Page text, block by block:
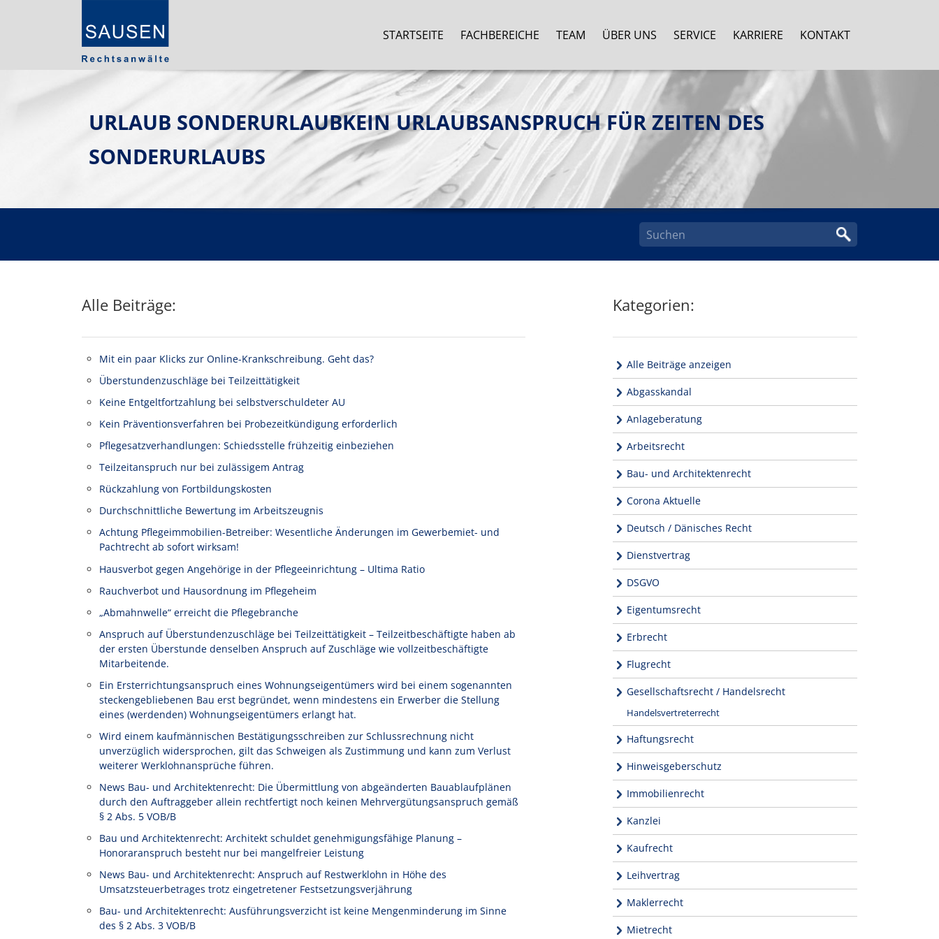
STARTSEITE FACHBEREICHE TEAM ÜBER UNS SERVICE KARRIERE KONTAKT
URLAUB SONDERURLAUBKEIN URLAUBSANSPRUCH FÜR ZEITEN DES
SONDERURLAUBS
Alle Beiträge:
Mit ein paar Klicks zur Online-Krankschreibung. Geht das?
Überstundenzuschläge bei Teilzeittätigkeit
Keine Entgeltfortzahlung bei selbstverschuldeter AU
Kein Präventionsverfahren bei Probezeitkündigung erforderlich
Pflegesatzverhandlungen: Schiedsstelle frühzeitig einbeziehen
Teilzeitanspruch nur bei zulässigem Antrag
Rückzahlung von Fortbildungskosten
Durchschnittliche Bewertung im Arbeitszeugnis
Achtung Pflegeimmobilien-Betreiber: Wesentliche Änderungen im Gewerbemiet- und
Pachtrecht ab sofort wirksam!
Hausverbot gegen Angehörige in der Pflegeeinrichtung – Ultima Ratio
Rauchverbot und Hausordnung im Pflegeheim
„Abmahnwelle“ erreicht die Pflegebranche
Anspruch auf Überstundenzuschläge bei Teilzeittätigkeit – Teilzeitbeschäftigte haben ab
der ersten Überstunde denselben Anspruch auf Zuschläge wie vollzeitbeschäftigte
Mitarbeitende.
Ein Ersterrichtungsanspruch eines Wohnungseigentümers wird bei einem sogenannten
steckengebliebenen Bau erst begründet, wenn mindestens ein Erwerber die Stellung
eines (werdenden) Wohnungseigentümers erlangt hat.
Wird einem kaufmännischen Bestätigungsschreiben zur Schlussrechnung nicht
unverzüglich widersprochen, gilt das Schweigen als Zustimmung und kann zum Verlust
weiterer Werklohnansprüche führen.
News Bau- und Architektenrecht: Die Übermittlung von abgeänderten Bauablaufplänen
durch den Auftraggeber allein rechtfertigt noch keinen Mehrvergütungsanspruch gemäß
§ 2 Abs. 5 VOB/B
Bau und Architektenrecht: Architekt schuldet genehmigungsfähige Planung –
Honoraranspruch besteht nur bei mangelfreier Leistung
News Bau- und Architektenrecht: Anspruch auf Restwerklohn in Höhe des
Umsatzsteuerbetrages trotz eingetretener Festsetzungsverjährung
Bau- und Architektenrecht: Ausführungsverzicht ist keine Mengenminderung im Sinne
des § 2 Abs. 3 VOB/B
Kategorien:
Alle Beiträge anzeigen
Abgasskandal
Anlageberatung
Arbeitsrecht
Bau- und Architektenrecht
Corona Aktuelle
Deutsch / Dänisches Recht
Dienstvertrag
DSGVO
Eigentumsrecht
Erbrecht
Flugrecht
Gesellschaftsrecht / Handelsrecht
Handelsvertreterrecht
Haftungsrecht
Hinweisgeberschutz
Immobilienrecht
Kanzlei
Kaufrecht
Leihvertrag
Maklerrecht
Mietrecht